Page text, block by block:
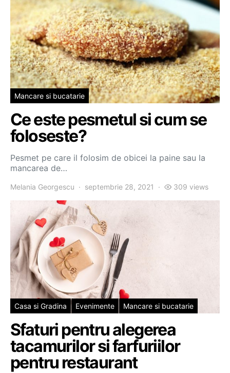
Mancare si bucatarie
Ce este pesmetul si cum se
foloseste?
Pesmet pe care il folosim de obicei la paine sau la
mancarea de…
Melania Georgescu septembrie 28, 2021 309 views
Casa si Gradina Evenimente Mancare si bucatarie
Sfaturi pentru alegerea
tacamurilor si farfuriilor
pentru restaurant